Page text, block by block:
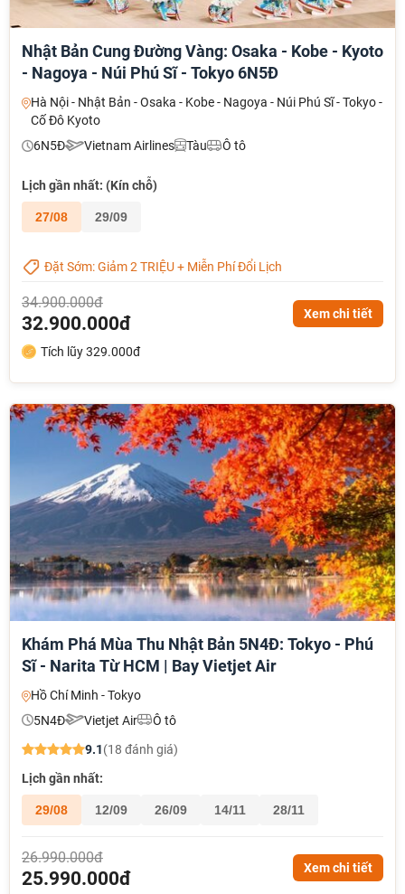
Nhật Bản Cung Đường Vàng: Osaka - Kobe - Kyoto
- Nagoya - Núi Phú Sĩ - Tokyo 6N5Đ
Hà Nội - Nhật Bản - Osaka - Kobe - Nagoya - Núi Phú Sĩ - Tokyo -
Cố Đô Kyoto
6N5Đ
Vietnam Airlines Tàu Ô tô
Lịch gần nhất: (Kín chỗ)
27/08 29/09
Đặt Sớm: Giảm 2 TRIỆU + Miễn Phí Đổi Lịch
34.900.000đ
32.900.000đ Xem chi tiết
Tích lũy 329.000đ
Khám Phá Mùa Thu Nhật Bản 5N4Đ: Tokyo - Phú
Sĩ - Narita Từ HCM | Bay Vietjet Air
Hồ Chí Minh - Tokyo
5N4Đ
Vietjet Air
Ô tô
9.1(18 đánh giá)
Lịch gần nhất:
29/08 12/09 26/09 14/11 28/11
26.990.000đ
25.990.000đ Xem chi tiết